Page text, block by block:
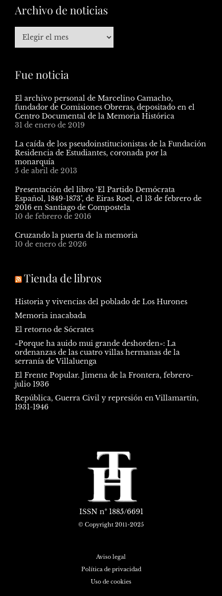
Archivo de noticias
Fue noticia
El archivo personal de Marcelino Camacho,
fundador de Comisiones Obreras, depositado en el
Centro Documental de la Memoria Histórica
31 de enero de 2019
La caída de los pseudoinstitucionistas de la Fundación
Residencia de Estudiantes, coronada por la
monarquía
5 de abril de 2013
Presentación del libro ‘El Partido Demócrata
Español, 1849-1873’, de Eiras Roel, el 13 de febrero de
2016 en Santiago de Compostela
10 de febrero de 2016
Cruzando la puerta de la memoria
10 de enero de 2026
Tienda de libros
Historia y vivencias del poblado de Los Hurones
Memoria inacabada
El retorno de Sócrates
«Porque ha auido mui grande deshorden»: La
ordenanzas de las cuatro villas hermanas de la
serranía de Villaluenga
El Frente Popular. Jimena de la Frontera, febrero-
julio 1936
República, Guerra Civil y represión en Villamartín,
1931-1946
ISSN nº 1885/6691
© Copyright 2011-2025
Aviso legal
Política de privacidad
Uso de cookies